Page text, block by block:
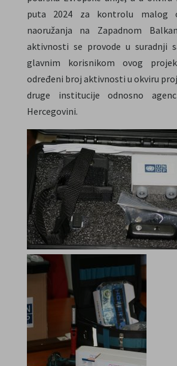
puta 2024 za kontrolu malog
naoružanja na Zapadnom
aktivnosti se provode u suradnji
glavnim korisnikom ovog
određeni broj aktivnosti u okviru
druge institucije odnosno
Hercegovini.